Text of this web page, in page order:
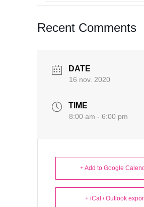
Recent Comments
DATE
16 nov. 2020
TIME
8:00 am - 6:00 pm
+ Add to Google
+ iCal / Outlook